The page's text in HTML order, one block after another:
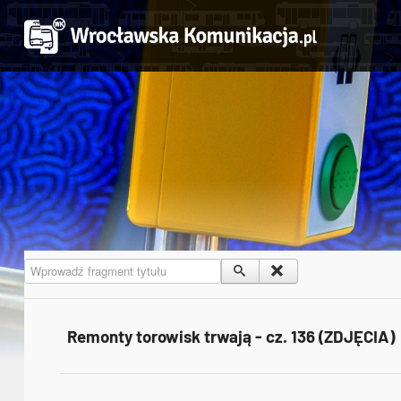
Wprowadź fragment tytułu
Remonty torowisk trwają - cz. 136 (ZDJĘCIA)